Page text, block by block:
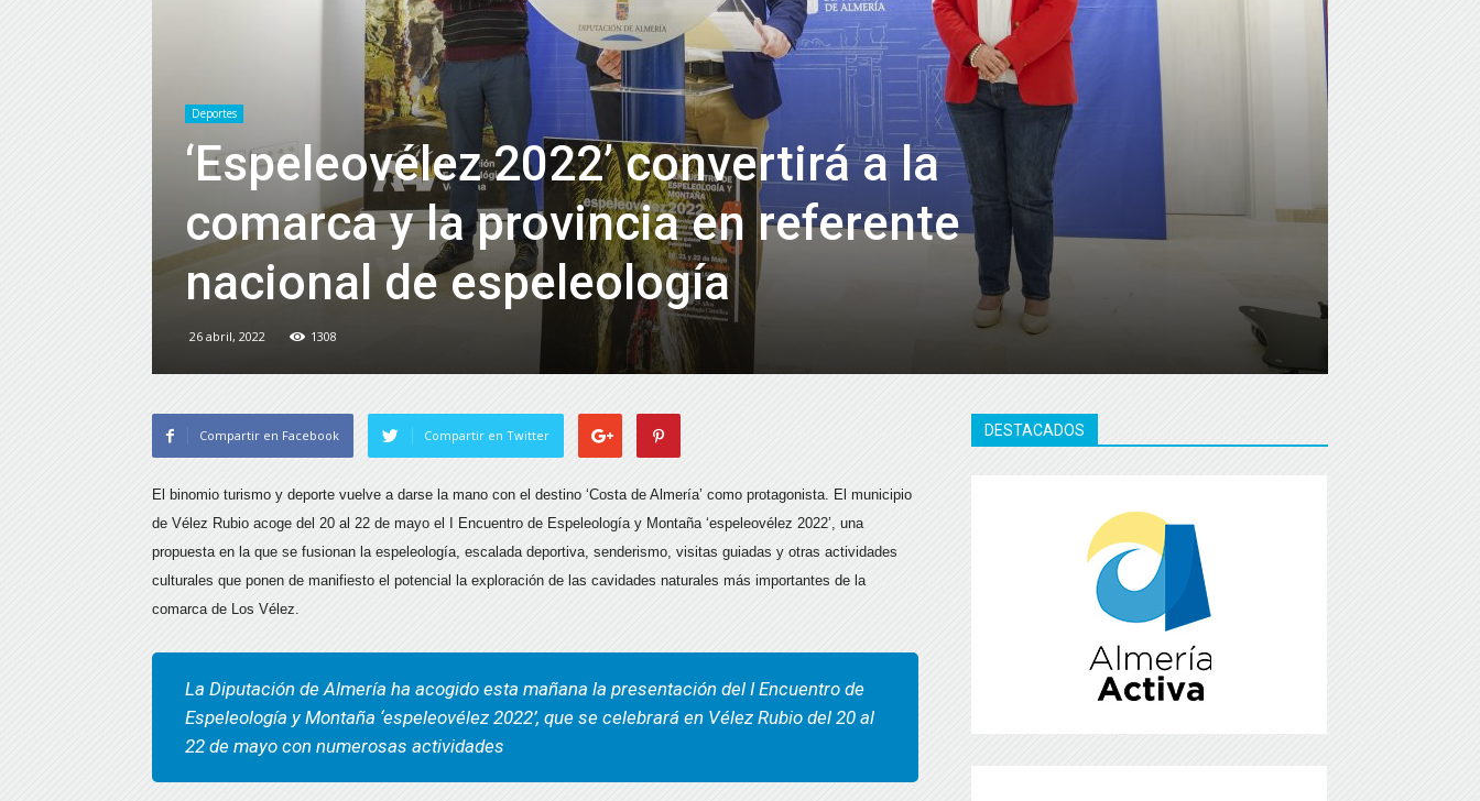
Deportes
‘Espeleovélez 2022’ convertirá a la
comarca y la provincia en referente
nacional de espeleología
26 abril, 2022 1308
Compartir en Facebook Compartir en Twitter
El binomio turismo y deporte vuelve a darse la mano con el destino ‘Costa de Almería’ como protagonista. El municipio
de Vélez Rubio acoge del 20 al 22 de mayo el I Encuentro de Espeleología y Montaña ‘espeleovélez 2022’, una
propuesta en la que se fusionan la espeleología, escalada deportiva, senderismo, visitas guiadas y otras actividades
culturales que ponen de manifiesto el potencial la exploración de las cavidades naturales más importantes de la
comarca de Los Vélez.
La Diputación de Almería ha acogido esta mañana la presentación del I Encuentro de
Espeleología y Montaña ‘espeleovélez 2022’, que se celebrará en Vélez Rubio del 20 al
22 de mayo con numerosas actividades
DESTACADOS